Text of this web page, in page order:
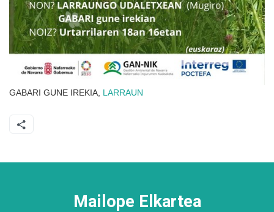
GABARI GUNE IREKIA, LARRAUN
Mailope Elkartea